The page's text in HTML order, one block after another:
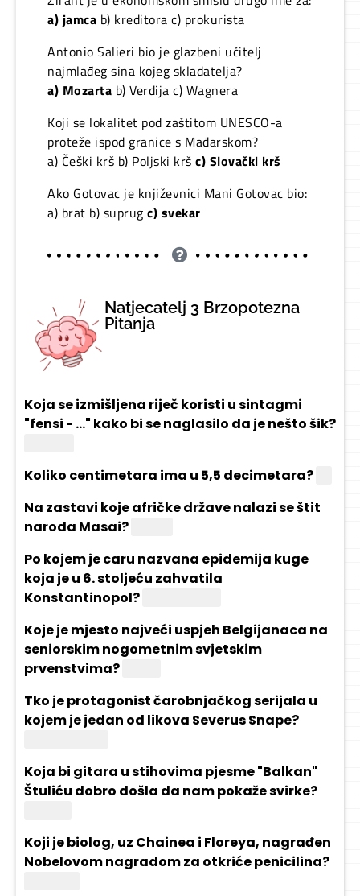
a) jamca b) kreditora c) prokurista
Antonio Salieri bio je glazbeni učitelj
najmlađeg sina kojeg skladatelja?
a) Mozarta b) Verdija c) Wagnera
Koji se lokalitet pod zaštitom UNESCO-a
proteže ispod granice s Mađarskom?
a) Češki krš b) Poljski kršc) Slovački krš
Ako Gotovac je književnici Mani Gotovac bio:
a) brat b) suprugc) svekar
Natjecatelj 3 Brzopotezna
Pitanja
Koja se izmišljena riječ koristi u sintagmi
"fensi - ..." kako bi se naglasilo da je nešto šik?
Koliko centimetara ima u 5,5 decimetara?
Na zastavi koje afričke države nalazi se štit
naroda Masai?
Po kojem je caru nazvana epidemija kuge
koja je u 6. stoljeću zahvatila
Konstantinopol?
Koje je mjesto najveći uspjeh Belgijanaca na
seniorskim nogometnim svjetskim
prvenstvima?
Tko je protagonist čarobnjačkog serijala u
kojem je jedan od likova Severus Snape?
Koja bi gitara u stihovima pjesme "Balkan"
Štuliću dobro došla da nam pokaže svirke?
Koji je biolog, uz Chainea i Floreya, nagrađen
Nobelovom nagradom za otkriće penicilina?